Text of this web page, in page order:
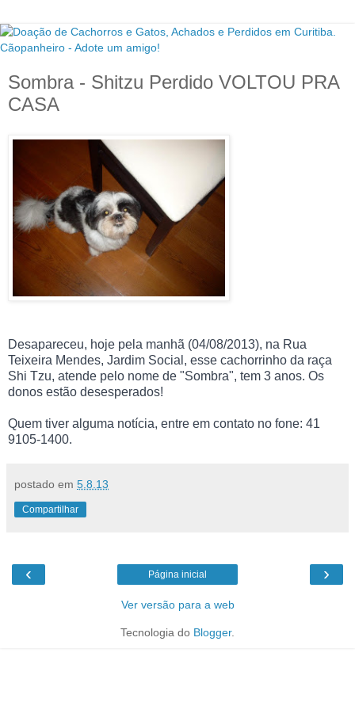
Sombra - Shitzu Perdido VOLTOU PRA
CASA
Desapareceu, hoje pela manhã (04/08/2013), na Rua
Teixeira Mendes, Jardim Social, esse cachorrinho da raça
Shi Tzu, atende pelo nome de "Sombra", tem 3 anos. Os
donos estão desesperados!
Quem tiver alguma notícia, entre em contato no fone: 41
9105-1400.
postado em 5.8.13
Compartilhar
‹ ›
Página inicial
Ver versão para a web
Tecnologia do Blogger.